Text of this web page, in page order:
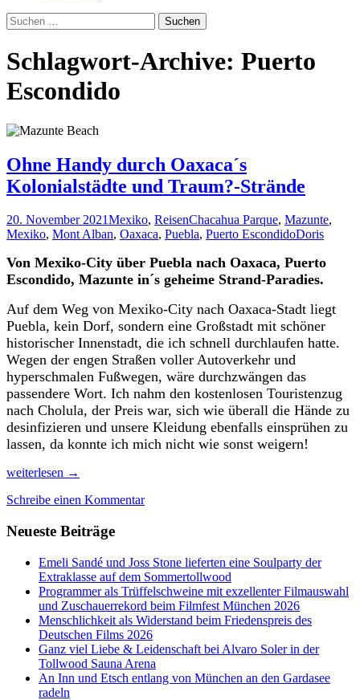
Suchen
nach:
Schlagwort-Archive: Puerto
Escondido
Ohne Handy durch Oaxaca´s
Kolonialstädte und Traum?-Strände
20. November 2021Mexiko, ReisenChacahua Parque, Mazunte,
Mexiko, Mont Alban, Oaxaca, Puebla, Puerto EscondidoDoris
Von Mexiko-City über Puebla nach Oaxaca, Puerto
Escondido, Mazunte in´s geheime Strand-Paradies.
Auf dem Weg von Mexiko-City nach Oaxaca-Stadt liegt
Puebla, kein Dorf, sondern eine Großstadt mit schöner
historischer Innenstadt, die ich schnell durchlaufen hatte.
Wegen der engen Straßen voller Autoverkehr und
hyperschmalen Fußwegen, wäre durchzwängen das
passendere Wort. Ich nahm den kostenlosen Touristenzug
nach Cholula, der Preis war, sich wie überall die Hände zu
desinfizieren und unsere Kleidung ebenfalls einsprühen zu
lassen, da konnte ich mich nicht wie sonst weigern!
Ohne
durch
´s
Traum?
Strände
weiterlesen →
Schreibe einen Kommentar
Neueste Beiträge
Emeli Sandé und Joss Stone lieferten eine Soulparty der
Extraklasse auf dem Sommertollwood
Programmer als Trüffelschweine mit exzellenter Filmauswahl
und Zuschauerrekord beim Filmfest München 2026
Menschlichkeit als Widerstand beim Friedenspreis des
Deutschen Films 2026
Ganz viel Liebe & Leidenschaft bei Alvaro Soler in der
Tollwood Sauna Arena
An Inn und Etsch entlang von München an den Gardasee
radeln